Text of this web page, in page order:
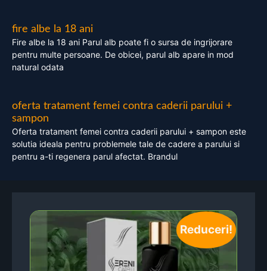
fire albe la 18 ani
Fire albe la 18 ani Parul alb poate fi o sursa de ingrijorare
pentru multe persoane. De obicei, parul alb apare in mod
natural odata
oferta tratament femei contra caderii parului +
sampon
Oferta tratament femei contra caderii parului + sampon este
solutia ideala pentru problemele tale de cadere a parului si
pentru a-ti regenera parul afectat. Brandul
Reduceri!